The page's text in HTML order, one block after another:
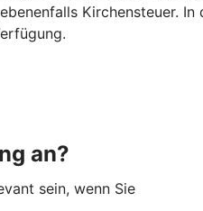
Kirchensteuer. In
an?
sein, wenn Sie